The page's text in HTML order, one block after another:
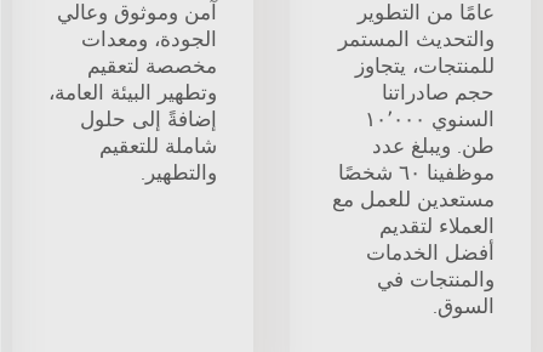
عامًا من التطوير
والتحديث المستمر
للمنتجات، يتجاوز
حجم صادراتنا
السنوي ١٠٬٠٠٠
طن. ويبلغ عدد
موظفينا ٦٠ شخصًا
مستعدين للعمل مع
العملاء لتقديم
أفضل الخدمات
والمنتجات في
السوق.
آمن وموثوق وعالي
الجودة، ومعدات
مخصصة لتعقيم
وتطهير البيئة العامة،
إضافةً إلى حلول
شاملة للتعقيم
والتطهير.